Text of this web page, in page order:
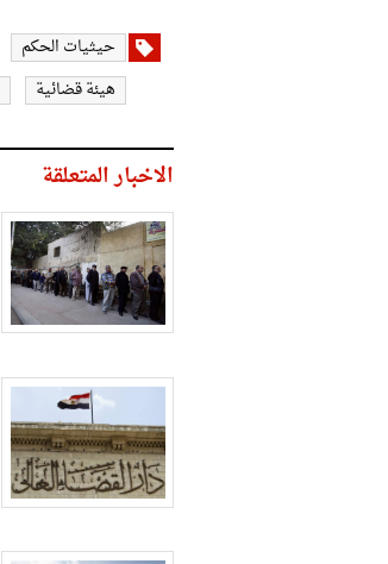
حيثيات الحكم
هيئة قضائية
الاخبار المتعلقة